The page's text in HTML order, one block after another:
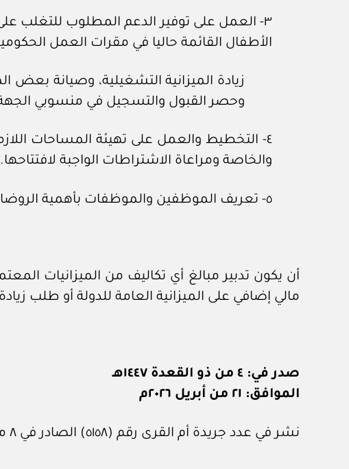
٣- العمل على توفير الدعم المطلوب للتغلب على
الأطفال القائمة حاليا في مقرات العمل
زيادة الميزانية التشغيلية، وصيانة
وحصر القبول والتسجيل في منسوبي
٤- التخطيط والعمل على تهيئة المساحات
والخاصة ومراعاة الاشتراطات الواجبة لافتتاحها.
٥- تعريف الموظفين والموظفات بأهمية الروضات في مقرات العمل والعائد الإيجابي عليهم وعلى أطفالهم وعلى الجهات التي يعملون بها.
أن يكون تدبير مبالغ أي تكاليف من الميزانيات
مالي إضافي على الميزانية العامة للدولة أو طلب
صدر في: ٤ من ذو القعدة ١٤٤٧هـ
الموافق: ٢١ من أبريل ٢٠٢٦م
نشر في عدد جريدة أم القرى رقم (٥١٥٨) الصادر في ٨ من مايو ٢٠٢٦م.